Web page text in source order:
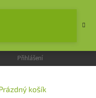
Přihlášení
košík